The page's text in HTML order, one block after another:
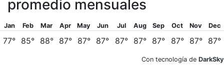
promedio mensuales
Jan
77°
Feb
85°
Mar
88°
Apr
87°
May
87°
Jun
87°
Jul
87°
Aug
87°
Sep
87°
Oct
87°
Nov
87°
Dec
87°
Con tecnología de DarkSky